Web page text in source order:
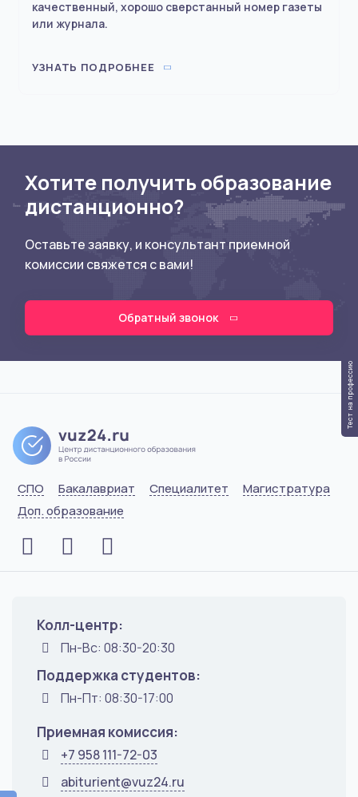
качественный, хорошо сверстанный номер газеты
или журнала.
УЗНАТЬ ПОДРОБНЕЕ
Хотите получить образование
дистанционно?
Оставьте заявку, и консультант приемной
комиссии свяжется с вами!
Обратный звонок
СПО Бакалавриат Специалитет
Магистратура
Доп. образование
Колл-центр:
Пн-Вс: 08:30-20:30
Поддержка студентов:
Пн-Пт: 08:30-17:00
Приемная комиссия:
+7 958 111-72-03
abiturient@vuz24.ru
Тест на профессию